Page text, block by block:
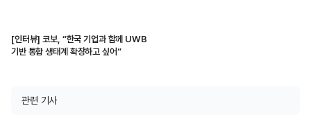
[인터뷰] 코보, “한국 기업과 함께 UWB
기반 통합 생태계 확장하고 싶어”
관련 기사